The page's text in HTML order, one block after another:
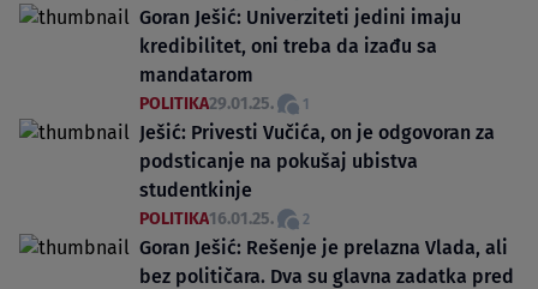
Goran Ješić: Univerziteti jedini imaju
kredibilitet, oni treba da izađu sa
mandatarom
POLITIKA29.01.25. 1
Ješić: Privesti Vučića, on je odgovoran za
podsticanje na pokušaj ubistva
studentkinje
POLITIKA16.01.25. 2
Goran Ješić: Rešenje je prelazna Vlada, ali
bez političara. Dva su glavna zadatka pred